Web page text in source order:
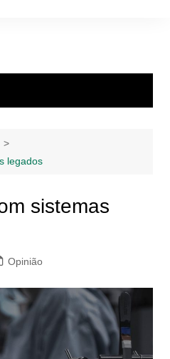
legados
sistemas
Opinião